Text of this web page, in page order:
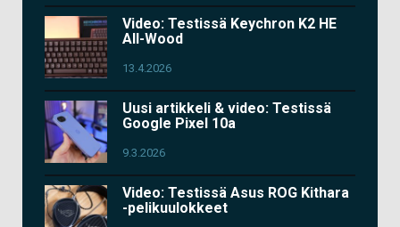
Video: Testissä Keychron K2 HE
All-Wood
13.4.2026
Uusi artikkeli & video: Testissä
Google Pixel 10a
9.3.2026
Video: Testissä Asus ROG Kithara
-pelikuulokkeet